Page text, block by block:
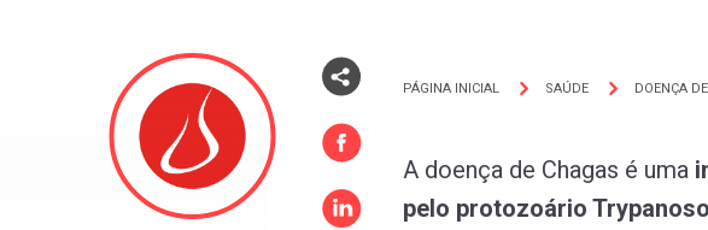
PÁGINA INICIAL SAÚDE DOENÇA
A doença de Chagas é uma
pelo protozoário